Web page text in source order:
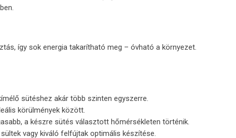
így sok energia takarítható meg – óvható a környezet.
sütéshez akár több szinten egyszerre.
körülmények között.
a készre sütés választott hőmérsékleten történik.
vagy kiváló felfújtak optimális készítése.